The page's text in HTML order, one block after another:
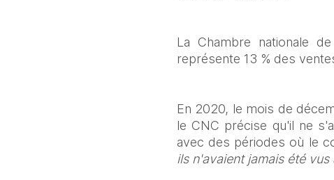
La Chambre nationale
représente 13 % des
En 2020, le mois de
le CNC précise qu'il ne
avec des périodes où le
ils n'avaient jamais été vus